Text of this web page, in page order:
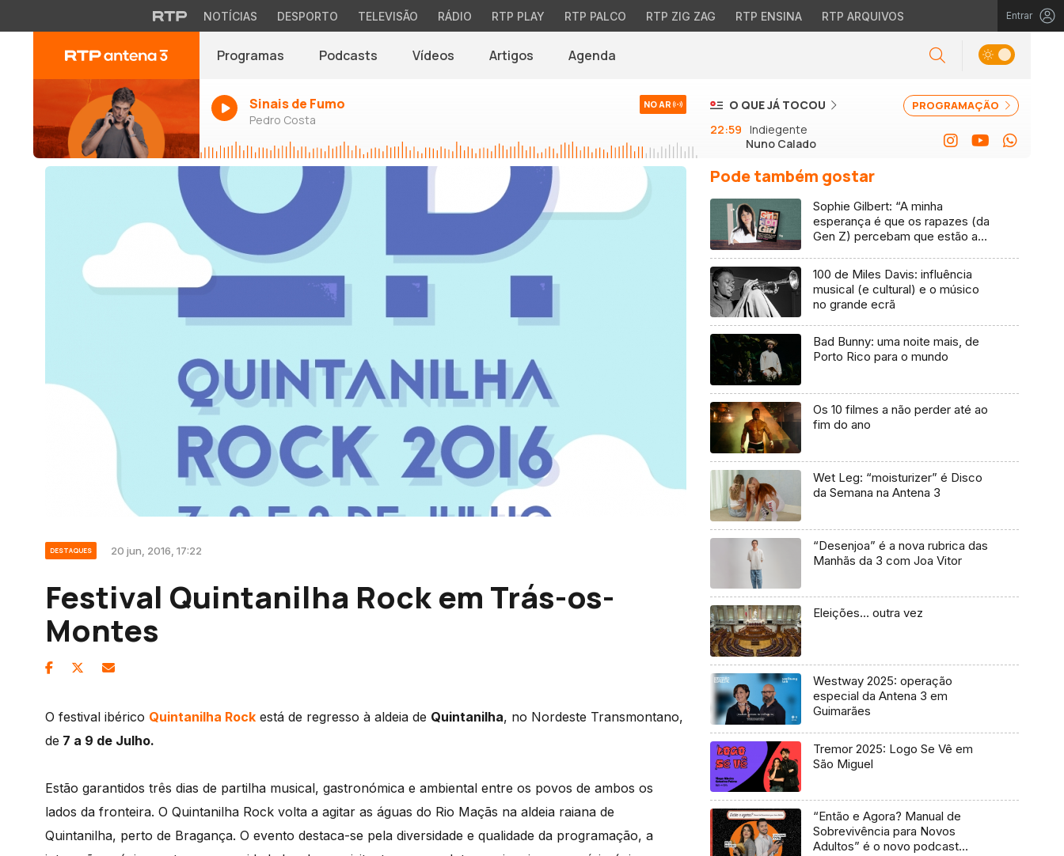
NOTÍCIAS DESPORTO TELEVISÃO RÁDIO RTP PLAY RTP PALCO RTP ZIG ZAG RTP ENSINA RTP ARQUIVOS Entrar
Programas Podcasts Vídeos Artigos Agenda
Sinais de Fumo
Pedro Costa
NO AR PROGRAMAÇÃO
O QUE JÁ TOCOU
22:59 Indiegente
Nuno Calado
DESTAQUES 20 jun, 2016, 17:22
Festival Quintanilha Rock em Trás-os-
Montes
O festival ibérico Quintanilha Rock está de regresso à aldeia de Quintanilha, no Nordeste Transmontano,
de 7 a 9 de Julho.
Estão garantidos três dias de partilha musical, gastronómica e ambiental entre os povos de ambos os
lados da fronteira. O Quintanilha Rock volta a agitar as águas do Rio Maçãs na aldeia raiana de
Quintanilha, perto de Bragança. O evento destaca-se pela diversidade e qualidade da programação, a
Pode também gostar
Sophie Gilbert: “A minha
esperança é que os rapazes (da
Gen Z) percebam que estão a
100 de Miles Davis: influência
musical (e cultural) e o músico
no grande ecrã
Bad Bunny: uma noite mais, de
Porto Rico para o mundo
Os 10 filmes a não perder até ao
fim do ano
Wet Leg: “moisturizer” é Disco
da Semana na Antena 3
“Desenjoa” é a nova rubrica das
Manhãs da 3 com Joa Vitor
Eleições… outra vez
Westway 2025: operação
especial da Antena 3 em
Guimarães
Tremor 2025: Logo Se Vê em
São Miguel
“Então e Agora? Manual de
Sobrevivência para Novos
Adultos” é o novo podcast